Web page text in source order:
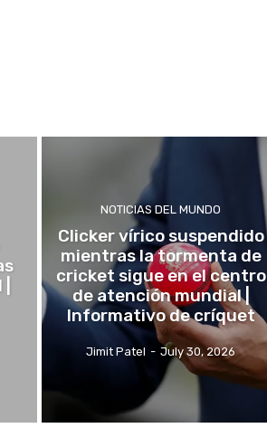
NOTICIAS DEL MUNDO
Clicker vírico suspendido
mientras la tormenta de
cricket sigue en el centro
de atención mundial |
Informativo de críquet
Jimit Patel - July 30, 2026